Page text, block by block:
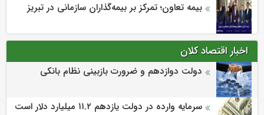
بیمه تعاون؛ تمرکز بر بیمه‌گذاران سازمانی در تبریز
اخبار اقتصاد کلان
دولت دوازدهم و ضرورت بازبینی نظام بانکی
سرمایه وارده در دولت یازدهم ۱۱.۲ میلیارد دلار است